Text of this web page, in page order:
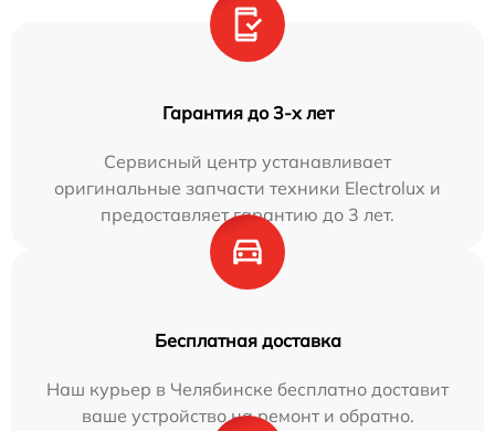
Гарантия до 3-х лет
Сервисный центр устанавливает
оригинальные запчасти техники Electrolux и
предоставляет гарантию до 3 лет.
Бесплатная доставка
Наш курьер в Челябинске бесплатно доставит
ваше устройство на ремонт и обратно.